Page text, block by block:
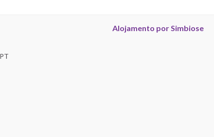
Alojamento por Simbiose